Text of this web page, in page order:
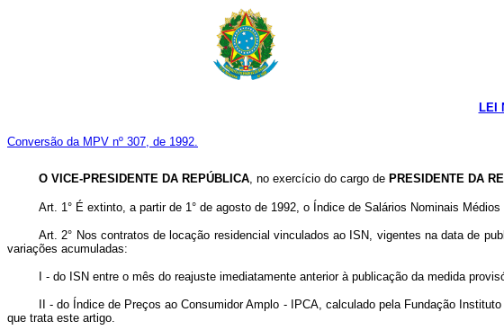
LEI
Conversão da MPV nº 307, de 1992.
O VICE-PRESIDENTE DA REPÚBLICA, no exercício do cargo de PRESIDENTE DA
Art. 1° É extinto, a partir de 1° de agosto de 1992, o Índice de Salários Nominais
Art. 2° Nos contratos de locação residencial vinculados ao ISN, vigentes na data de
variações acumuladas:
I - do ISN entre o mês do reajuste imediatamente anterior à publicação da medida
II - do Índice de Preços ao Consumidor Amplo - IPCA, calculado pela Fundação
que trata este artigo.